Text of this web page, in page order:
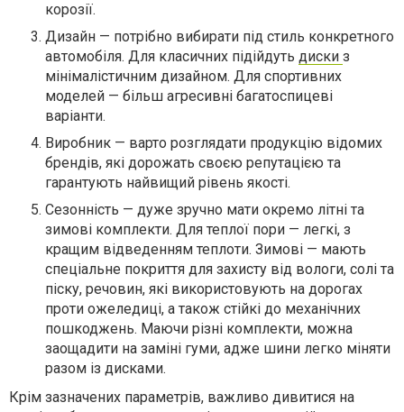
корозії.
Дизайн — потрібно вибирати під стиль конкретного
автомобіля. Для класичних підійдуть диски з
мінімалістичним дизайном. Для спортивних
моделей — більш агресивні багатоспицеві
варіанти.
Виробник — варто розглядати продукцію відомих
брендів, які дорожать своєю репутацією та
гарантують найвищий рівень якості.
Сезонність — дуже зручно мати окремо літні та
зимові комплекти. Для теплої пори — легкі, з
кращим відведенням теплоти. Зимові — мають
спеціальне покриття для захисту від вологи, солі та
піску, речовин, які використовують на дорогах
проти ожеледиці, а також стійкі до механічних
пошкоджень. Маючи різні комплекти, можна
заощадити на заміні гуми, адже шини легко міняти
разом із дисками.
Крім зазначених параметрів, важливо дивитися на